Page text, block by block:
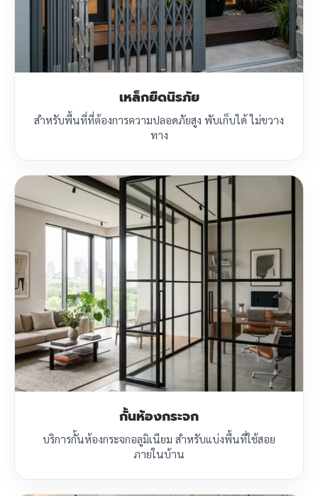
เหล็กยืดนิรภัย
สำหรับพื้นที่ที่ต้องการความปลอดภัยสูง พับเก็บได้ ไม่ขวาง
ทาง
กั้นห้องกระจก
บริการกั้นห้องกระจกอลูมิเนียม สำหรับแบ่งพื้นที่ใช้สอย
ภายในบ้าน